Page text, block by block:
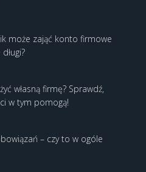
może zająć konto firmowe
własną firmę? Sprawdź,
w tym pomogą!
– czy to w ogóle